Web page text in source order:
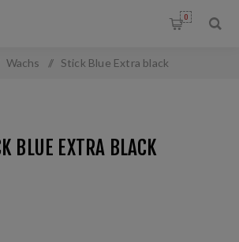
0
Wachs / Stick Blue Extra black
BLUE EXTRA BLACK